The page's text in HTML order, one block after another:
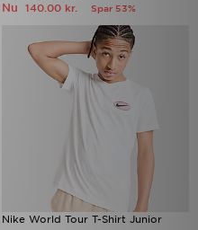
Nu 140.00 kr. Spar 53%
Nike World Tour T-Shirt Junior